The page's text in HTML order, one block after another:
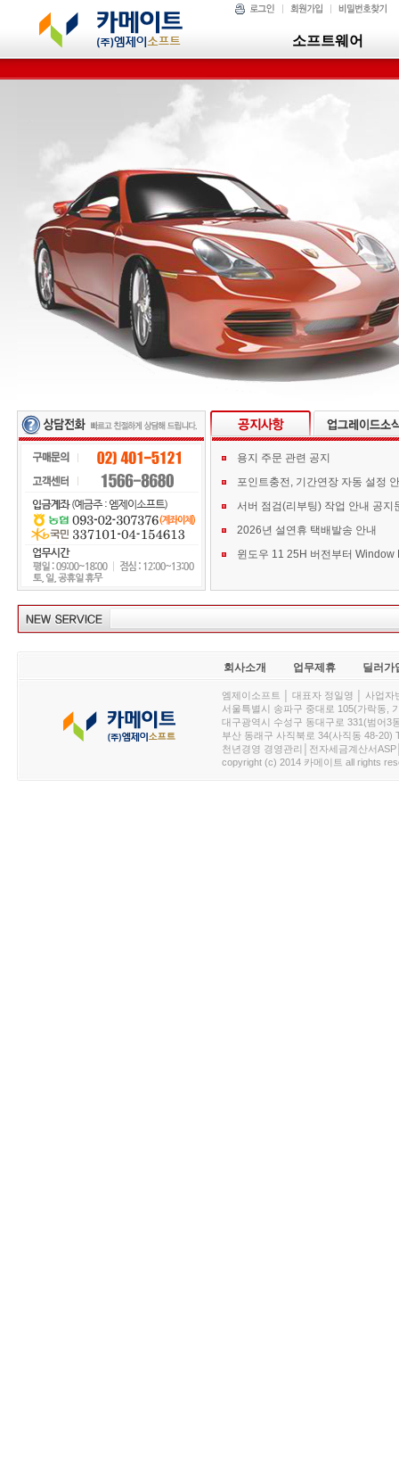
소프트웨어
용지 주문 관련 공지
포인트충전, 기간연장 자동 설정
서버 점검(리부팅) 작업 안내 공지
2026년 설연휴 택배발송 안내
회사소개 업무제휴 딜러가
엠제이소프트 │ 대표자 정일영 │ 사업
서울특별시 송파구 중대로 105(가락동,
대구광역시 수성구 동대구로 331(범어3
부산 동래구 사직북로 34(사직동 48-20)
천년경영 경영관리│전자세금계산서
copyright (c) 2014 카메이트 all rights